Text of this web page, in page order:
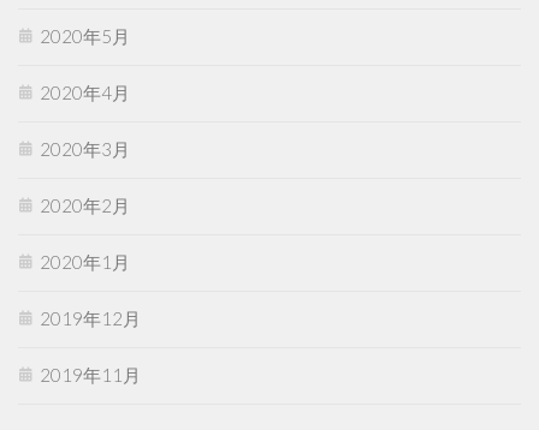
2020年5月
2020年4月
2020年3月
2020年2月
2020年1月
2019年12月
2019年11月